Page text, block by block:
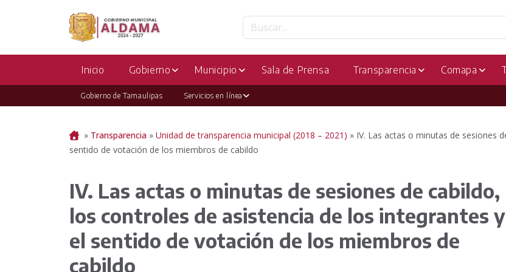
Inicio Gobierno Municipio Sala de Prensa Transparencia Comapa
Gobierno de Tamaulipas Servicios en línea
Portada
» Transparencia » Unidad de transparencia municipal (2018 – 2021) » IV. Las actas o minutas de sesiones
sentido de votación de los miembros de cabildo
IV. Las actas o minutas de sesiones de cabildo,
los controles de asistencia de los integrantes y
el sentido de votación de los miembros de
cabildo